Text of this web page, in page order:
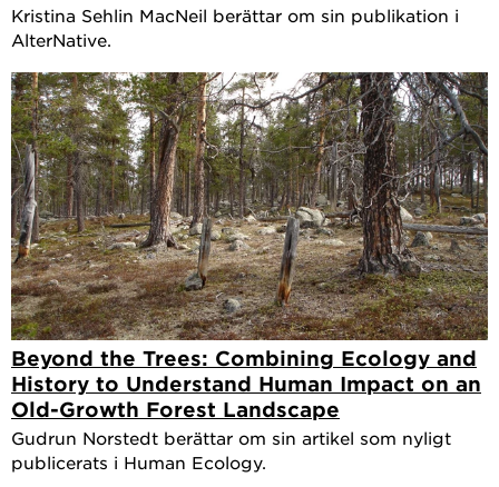
Kristina Sehlin MacNeil berättar om sin publikation i
AlterNative.
Beyond the Trees: Combining Ecology and
History to Understand Human Impact on an
Old-Growth Forest Landscape
Gudrun Norstedt berättar om sin artikel som nyligt
publicerats i Human Ecology.